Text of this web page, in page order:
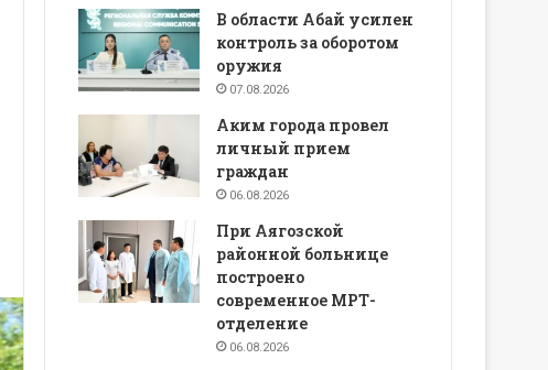
В области Абай усилен
контроль за оборотом
оружия
07.08.2026
Аким города провел
личный прием
граждан
06.08.2026
При Аягозской
районной больнице
построено
современное МРТ-
отделение
06.08.2026